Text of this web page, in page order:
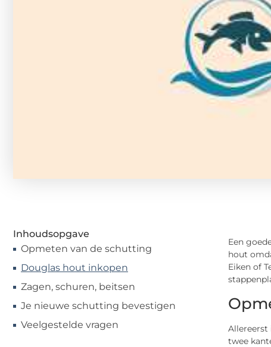
Inhoudsopgave
Opmeten van de schutting
Douglas hout inkopen
Zagen, schuren, beitsen
Je nieuwe schutting bevestigen
Veelgestelde vragen
Een
hout
Eiken of
Allereerst
twee